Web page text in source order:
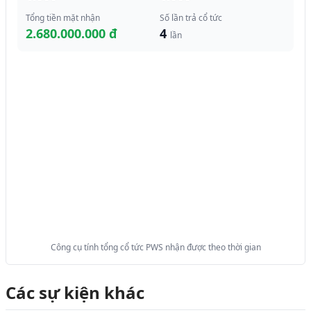
Tổng tiền mặt nhận
2.680.000.000 đ
Số lần trả cổ tức
4 lần
Công cụ tính tổng cổ tức PWS nhận được theo thời gian
Các sự kiện khác